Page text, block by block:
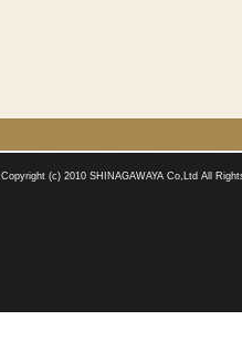
Copyright (c) 2010 SHINAGAWAYA Co,Ltd All